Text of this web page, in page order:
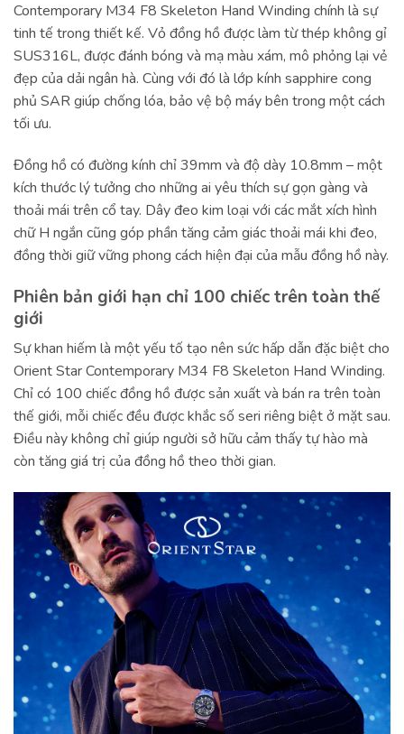
Contemporary M34 F8 Skeleton Hand Winding chính là sự
tinh tế trong thiết kế. Vỏ đồng hồ được làm từ thép không gỉ
SUS316L, được đánh bóng và mạ màu xám, mô phỏng lại vẻ
đẹp của dải ngân hà. Cùng với đó là lớp kính sapphire cong
phủ SAR giúp chống lóa, bảo vệ bộ máy bên trong một cách
tối ưu.
Đồng hồ có đường kính chỉ 39mm và độ dày 10.8mm – một
kích thước lý tưởng cho những ai yêu thích sự gọn gàng và
thoải mái trên cổ tay. Dây đeo kim loại với các mắt xích hình
chữ H ngắn cũng góp phần tăng cảm giác thoải mái khi đeo,
đồng thời giữ vững phong cách hiện đại của mẫu đồng hồ này.
Phiên bản giới hạn chỉ 100 chiếc trên toàn thế
giới
Sự khan hiếm là một yếu tố tạo nên sức hấp dẫn đặc biệt cho
Orient Star Contemporary M34 F8 Skeleton Hand Winding.
Chỉ có 100 chiếc đồng hồ được sản xuất và bán ra trên toàn
thế giới, mỗi chiếc đều được khắc số seri riêng biệt ở mặt sau.
Điều này không chỉ giúp người sở hữu cảm thấy tự hào mà
còn tăng giá trị của đồng hồ theo thời gian.